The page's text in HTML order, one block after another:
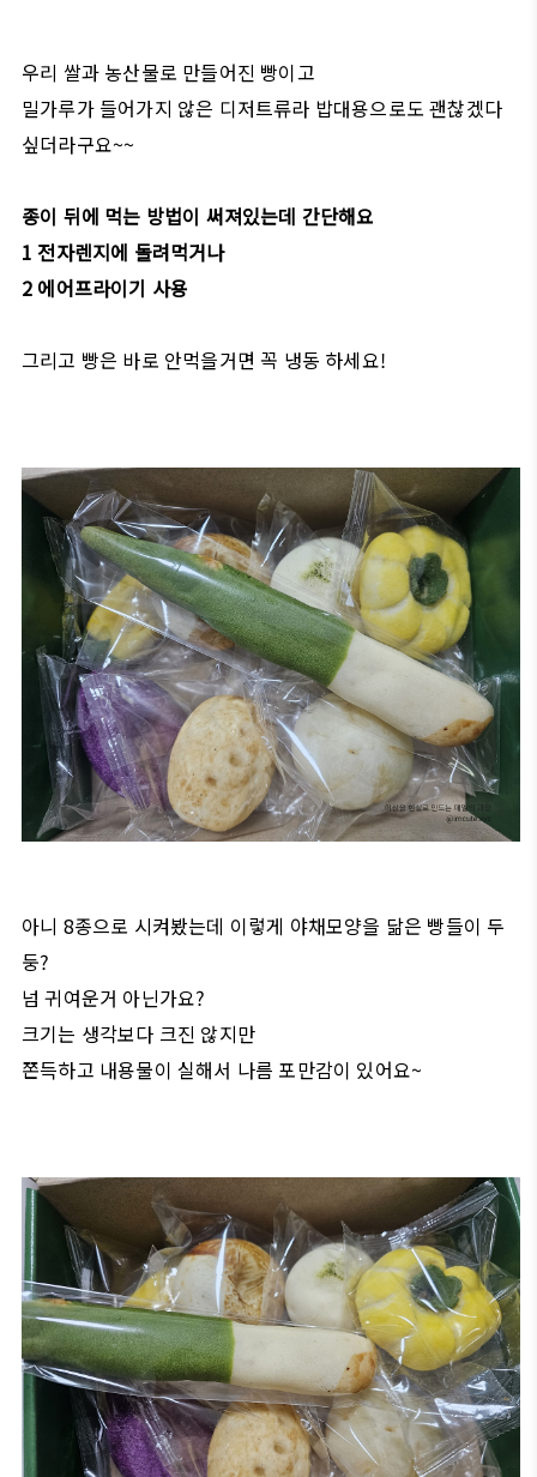
우리 쌀과 농산물로 만들어진 빵이고
밀가루가 들어가지 않은 디저트류라 밥대용으로도 괜찮겠다
싶더라구요~~
종이 뒤에 먹는 방법이 써져있는데 간단해요
1 전자렌지에 돌려먹거나
2 에어프라이기 사용
그리고 빵은 바로 안먹을거면 꼭 냉동 하세요!
아니 8종으로 시켜봤는데 이렇게 야채모양을 닮은 빵들이 두
둥?
넘 귀여운거 아닌가요?
크기는 생각보다 크진 않지만
쫀득하고 내용물이 실해서 나름 포만감이 있어요~